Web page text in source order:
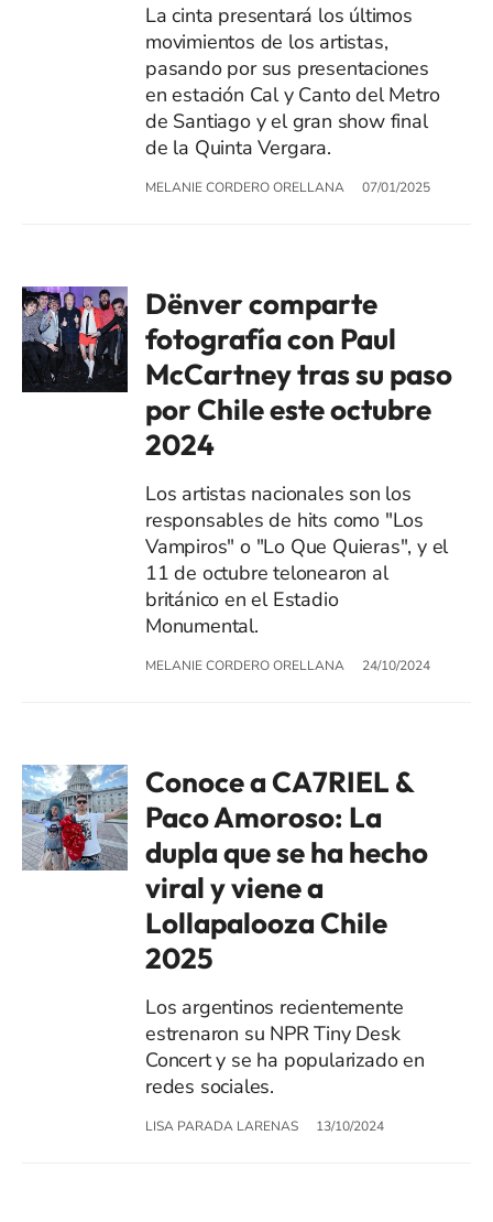
La cinta presentará los últimos
movimientos de los artistas,
pasando por sus presentaciones
en estación Cal y Canto del Metro
de Santiago y el gran show final
de la Quinta Vergara.
MELANIE CORDERO ORELLANA 07/01/2025
Dënver comparte
fotografía con Paul
McCartney tras su paso
por Chile este octubre
2024
Los artistas nacionales son los
responsables de hits como "Los
Vampiros" o "Lo Que Quieras", y el
11 de octubre telonearon al
británico en el Estadio
Monumental.
MELANIE CORDERO ORELLANA 24/10/2024
Conoce a CA7RIEL &
Paco Amoroso: La
dupla que se ha hecho
viral y viene a
Lollapalooza Chile
2025
Los argentinos recientemente
estrenaron su NPR Tiny Desk
Concert y se ha popularizado en
redes sociales.
LISA PARADA LARENAS 13/10/2024